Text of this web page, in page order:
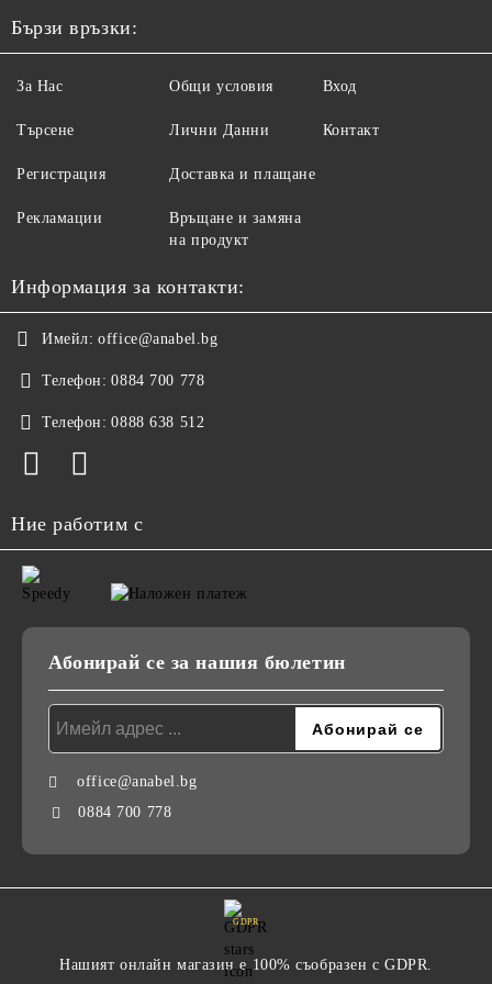
Бързи връзки:
За Нас
Търсене
Регистрация
Рекламации
Общи условия
Лични Данни
Доставка и плащане
Връщане и замяна
на продукт
Вход
Контакт
Информация за контакти:
Имейл: office@anabel.bg
Телефон: 0884 700 778
Телефон: 0888 638 512
Ние работим с
Абонирай се за нашия бюлетин
office@anabel.bg
0884 700 778
GDPR
Нашият онлайн магазин е 100% съобразен с GDPR.